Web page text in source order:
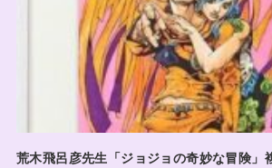
荒木飛呂彦先生「ジョジョの奇妙な冒険」